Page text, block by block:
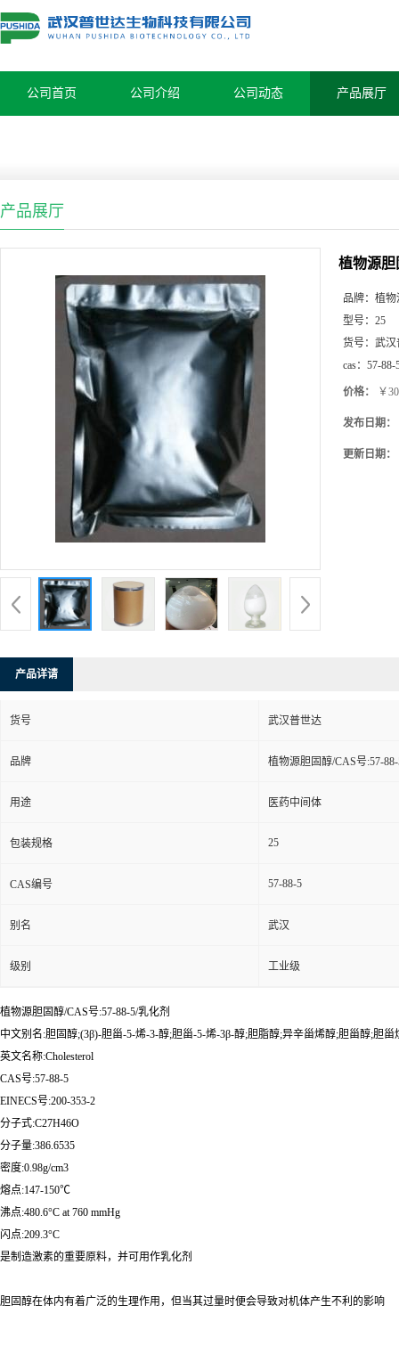
公司首页 公司介绍 公司动态 产品展厅
产品展厅
植物源胆
品牌： 植物
型号： 25
货号： 武汉
cas： 57-88-
价格： ￥
发布日期：
更新日期：
产品详请
货号 武汉普世达
品牌 植物源胆固醇/CAS号:57-
用途 医药中间体
包装规格 25
CAS编号 57-88-5
别名 武汉
级别 工业级
植物源胆固醇/CAS号:57-88-5/乳化剂
中文别名:胆固醇;(3β)-胆甾-5-烯-3-醇;胆甾-5-烯-3β-醇;胆脂醇;异辛甾烯醇;胆甾醇;胆甾
英文名称:Cholesterol
CAS号:57-88-5
EINECS号:200-353-2
分子式:C27H46O
分子量:386.6535
密度:0.98g/cm3
熔点:147-150℃
沸点:480.6°C at 760 mmHg
闪点:209.3°C
是制造激素的重要原料，并可用作乳化剂
胆固醇在体内有着广泛的生理作用，但当其过量时便会导致对机体产生不利的影响